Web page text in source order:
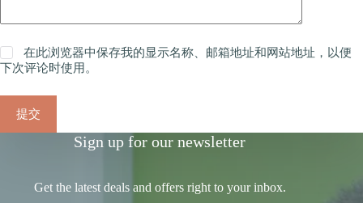
在此浏览器中保存我的显示名称、邮箱地址和网站地址，以便
下次评论时使用。
提交
Sign up for our newsletter
Get the latest deals and offers right to your inbox.